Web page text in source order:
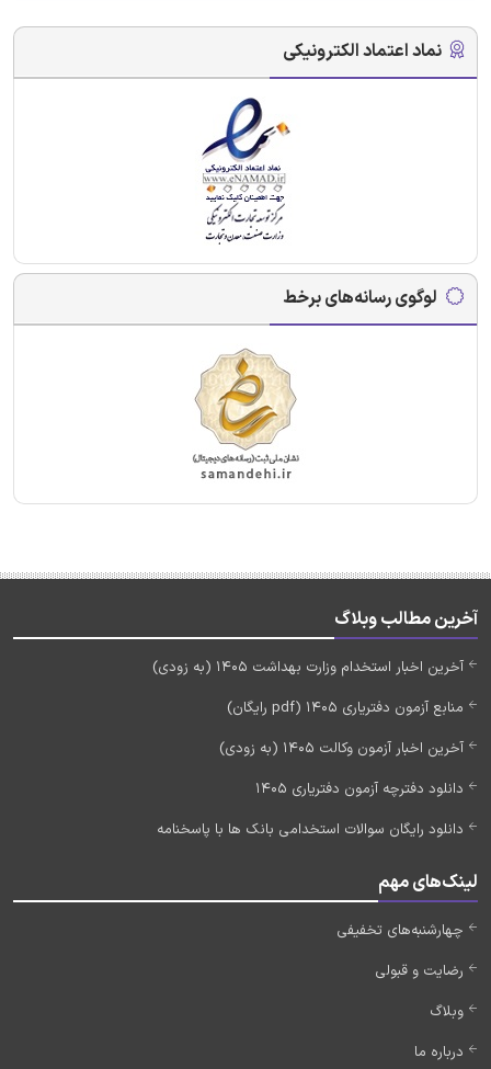
نماد اعتماد الکترونیکی
لوگوی رسانه‌های برخط
آخرین مطالب وبلاگ
آخرین اخبار استخدام وزارت بهداشت 1405 (به زودی)
منابع آزمون دفتریاری 1405 (pdf رایگان)
آخرین اخبار آزمون وکالت 1405 (به زودی)
دانلود دفترچه آزمون دفتریاری 1405
دانلود رایگان سوالات استخدامی بانک ها با پاسخنامه
لینک‌های مهم
چهارشنبه‌های تخفیفی
رضایت و قبولی
وبلاگ
درباره ما